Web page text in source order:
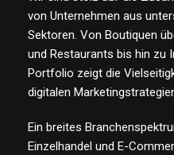
von Unternehmen aus
Sektoren. Von Boutiquen
und Restaurants bis hin zu
Portfolio zeigt die
digitalen
Ein breites
Einzelhandel und E-